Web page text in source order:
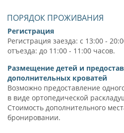
ПОРЯДОК ПРОЖИВАНИЯ
Регистрация
Регистрация заезда: с 13:00 -
отъезда: до 11:00 - 11:00 часов.
Размещение детей и
дополнительных кроватей
Возможно предоставление
в виде ортопедической
Стоимость дополнительного
бронировании.